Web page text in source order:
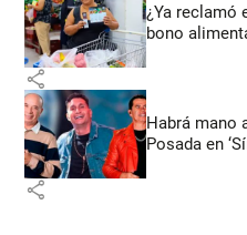
¿Ya reclamó
bono
share
Habrá mano
Posada en
share